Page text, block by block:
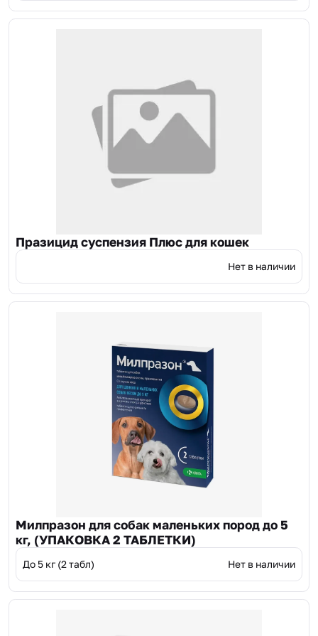
Празицид суспензия Плюс для кошек
Нет в наличии
Милпразон для собак маленьких пород до 5
кг, (УПАКОВКА 2 ТАБЛЕТКИ)
До 5 кг (2 табл) Нет в наличии